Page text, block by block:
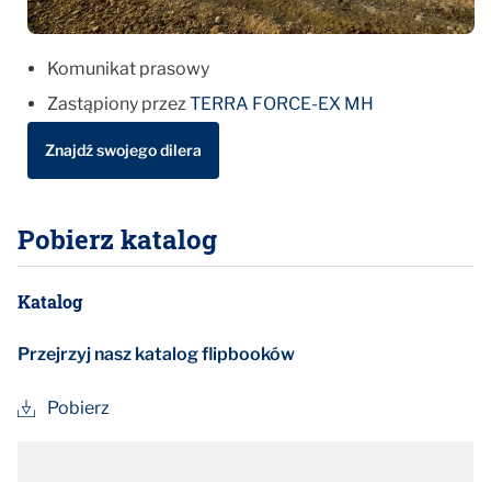
Komunikat prasowy
Zastąpiony przez TERRA FORCE-EX MH
Znajdź swojego dilera
Pobierz katalog
Katalog
Przejrzyj nasz katalog flipbooków
Pobierz